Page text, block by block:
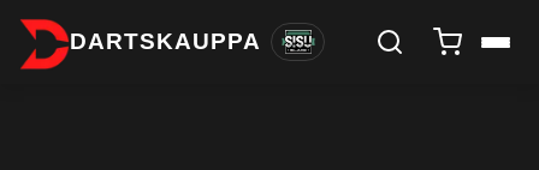
DARTSKAUPPA